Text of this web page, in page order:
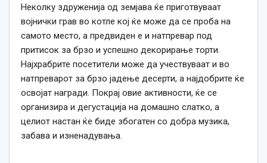
Неколку здруженија од земјава ќе приготвуваат
војнички грав во котле кој ќе може да се проба на
самото место, а предвиден е и натпревар под
притисок за брзо и успешно декорирање торти.
Најхрабрите посетители може да учествуваат и во
натпреварот за брзо јадење десерти, а најдобрите ќе
освојат награди. Покрај овие активности, ќе се
организира и дегустација на домашно слатко, а
целиот настан ќе биде збогатен со добра музика,
забава и изненадувања.